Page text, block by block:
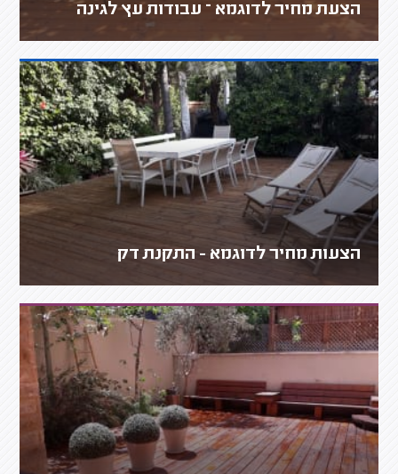
הצעת מחיר לדוגמא – עבודות עץ לגינה
הצעות מחיר לדוגמא - התקנת דק